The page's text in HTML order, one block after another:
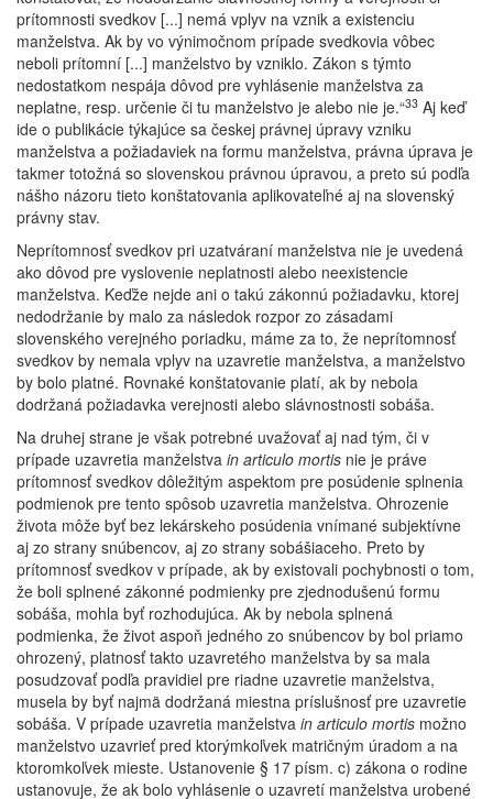
prítomnosti svedkov [...] nemá vplyv na vznik a existenciu
manželstva. Ak by vo výnimočnom prípade svedkovia vôbec
neboli prítomní [...] manželstvo by vzniklo. Zákon s týmto
nedostatkom nespája dôvod pre vyhlásenie manželstva za
neplatne, resp. určenie či tu manželstvo je alebo nie je.“33 Aj keď
ide o publikácie týkajúce sa českej právnej úpravy vzniku
manželstva a požiadaviek na formu manželstva, právna úprava je
takmer totožná so slovenskou právnou úpravou, a preto sú podľa
nášho názoru tieto konštatovania aplikovateľné aj na slovenský
právny stav.
Neprítomnosť svedkov pri uzatváraní manželstva nie je uvedená
ako dôvod pre vyslovenie neplatnosti alebo neexistencie
manželstva. Keďže nejde ani o takú zákonnú požiadavku, ktorej
nedodržanie by malo za následok rozpor zo zásadami
slovenského verejného poriadku, máme za to, že neprítomnosť
svedkov by nemala vplyv na uzavretie manželstva, a manželstvo
by bolo platné. Rovnaké konštatovanie platí, ak by nebola
dodržaná požiadavka verejnosti alebo slávnostnosti sobáša.
Na druhej strane je však potrebné uvažovať aj nad tým, či v
prípade uzavretia manželstva in articulo mortis nie je práve
prítomnosť svedkov dôležitým aspektom pre posúdenie splnenia
podmienok pre tento spôsob uzavretia manželstva. Ohrozenie
života môže byť bez lekárskeho posúdenia vnímané subjektívne
aj zo strany snúbencov, aj zo strany sobášiaceho. Preto by
prítomnosť svedkov v prípade, ak by existovali pochybnosti o tom,
že boli splnené zákonné podmienky pre zjednodušenú formu
sobáša, mohla byť rozhodujúca. Ak by nebola splnená
podmienka, že život aspoň jedného zo snúbencov by bol priamo
ohrozený, platnosť takto uzavretého manželstva by sa mala
posudzovať podľa pravidiel pre riadne uzavretie manželstva,
musela by byť najmä dodržaná miestna príslušnosť pre uzavretie
sobáša. V prípade uzavretia manželstva in articulo mortis možno
manželstvo uzavrieť pred ktorýmkoľvek matričným úradom a na
ktoromkoľvek mieste. Ustanovenie § 17 písm. c) zákona o rodine
ustanovuje, že ak bolo vyhlásenie o uzavretí manželstva urobené